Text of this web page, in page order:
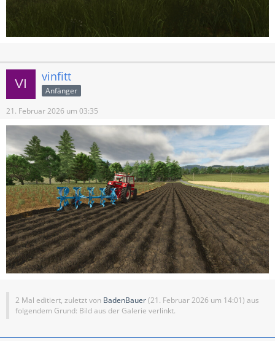
vinfitt
Anfänger
21. Februar 2026 um 03:35
2 Mal editiert, zuletzt von BadenBauer(21. Februar 2026 um 14:01) aus
folgendem Grund: Bild aus der Galerie verlinkt.